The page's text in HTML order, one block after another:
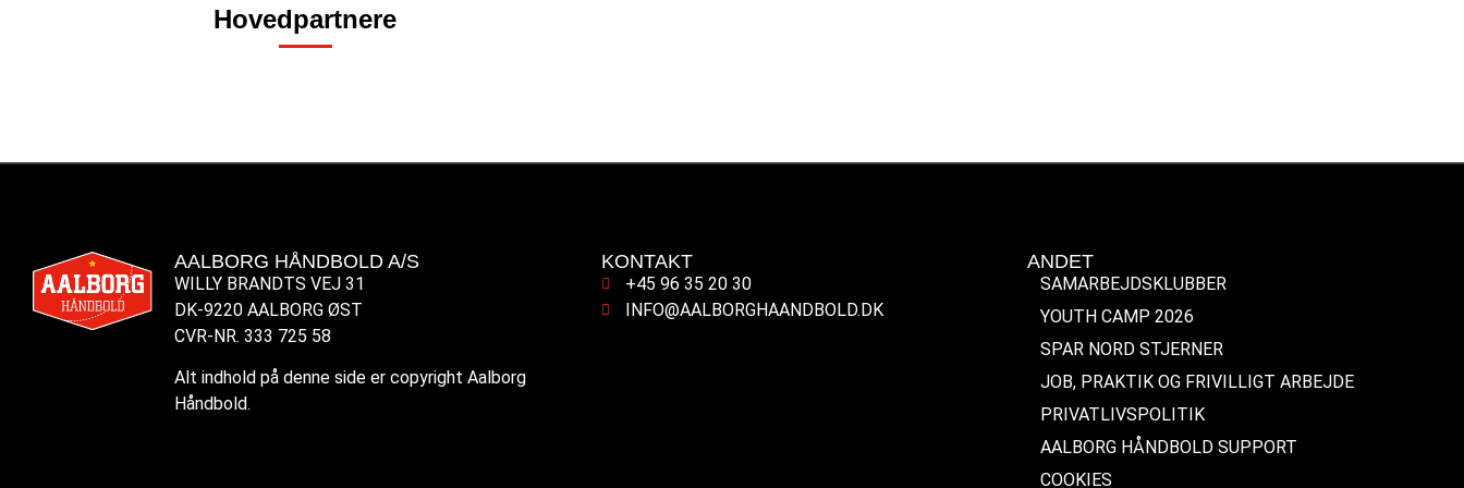
Hovedpartnere
AALBORG HÅNDBOLD A/S
WILLY BRANDTS VEJ 31
DK-9220 AALBORG ØST
CVR-NR. 333 725 58
Alt indhold på denne side er copyright Aalborg
Håndbold.
KONTAKT
+45 96 35 20 30
INFO@AALBORGHAANDBOLD.DK
ANDET
SAMARBEJDSKLUBBER
YOUTH CAMP 2026
SPAR NORD STJERNER
JOB, PRAKTIK OG FRIVILLIGT ARBEJDE
PRIVATLIVSPOLITIK
AALBORG HÅNDBOLD SUPPORT
COOKIES